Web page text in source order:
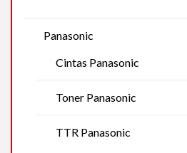
Panasonic
Cintas Panasonic
Toner Panasonic
TTR Panasonic